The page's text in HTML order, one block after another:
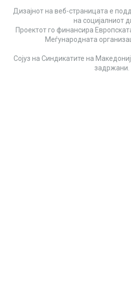
Дизајнот на веб-страницата е
на социјалниот
Проектот го финансира
Меѓународната
Сојуз на Синдикатите на
задржани.